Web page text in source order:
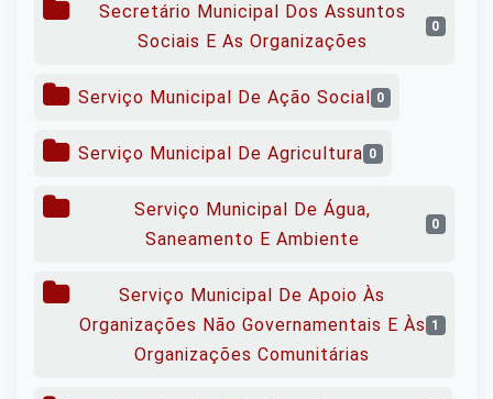
Secretário Municipal Dos Assuntos
Sociais E As Organizações
0
Serviço Municipal De Ação Social 0
Serviço Municipal De Agricultura 0
Serviço Municipal De Água,
Saneamento E Ambiente
0
Serviço Municipal De Apoio Às
Organizações Não Governamentais E Às
Organizações Comunitárias
1